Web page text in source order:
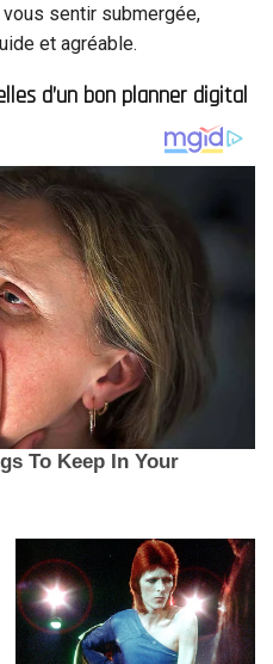
sentir submergée,
et agréable.
d’un bon planner digital